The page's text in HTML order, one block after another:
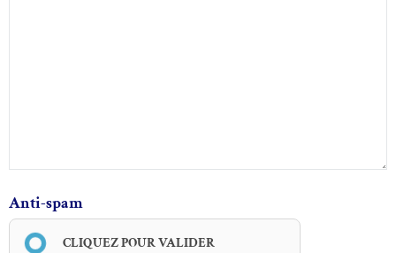
Anti-spam
CLIQUEZ POUR VALIDER